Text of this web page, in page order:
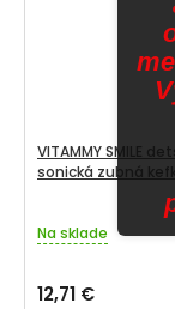
VITAMMY SMILE
sonická zubná
Ľadový medveď,
Na sklade
12,71 €